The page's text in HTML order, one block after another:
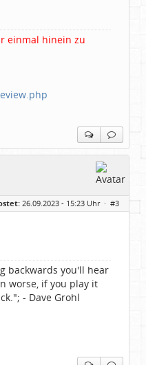
einmal hinein zu
26.09.2023 - 15:23 Uhr · #3
backwards you'll hear
worse, if you play it
- Dave Grohl